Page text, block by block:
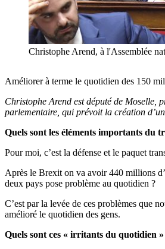
Christophe Arend, à l'Assemblée
Améliorer à terme le quotidien des 150
Christophe Arend est député de
parlementaire, qui prévoit la création
Quels sont les éléments importants du
Pour moi, c’est la défense et le paquet
Après le Brexit on va avoir 440 millions
deux pays pose problème au quotidien ?
C’est par la levée de ces problèmes que
amélioré le quotidien des gens.
Quels sont ces « irritants du quotidien »